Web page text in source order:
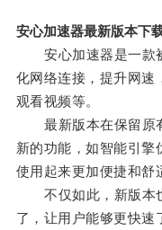
安心加速器最新版本下
安心加速器是一款
化网络连接，提升网速
观看视频等。
最新版本在保留原
新的功能，如智能引擎
使用起来更加便捷和舒
不仅如此，新版本也
了，让用户能够更快速